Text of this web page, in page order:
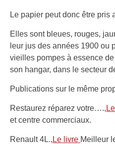
Le papier peut donc être pris
Elles sont bleues, rouges,
leur jus des années 1900 ou
vieilles pompes à essence
son hangar, dans le secteur
Publications sur le même
Restaurez réparez votre….,
et centre commerciaux.
Renault 4L., Le livre Meilleur